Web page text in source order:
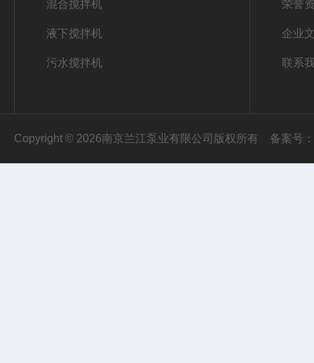
混合搅拌机
液下搅拌机
污水搅拌机
荣誉
企业
联系
Copyright © 2026南京兰江泵业有限公司版权所有 备案号